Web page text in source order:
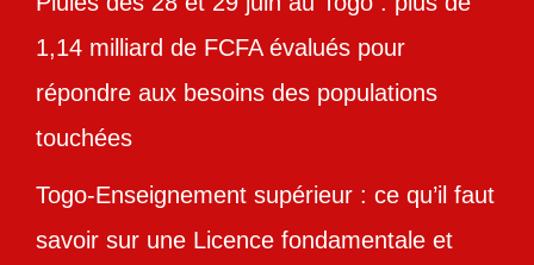
1,14 milliard de FCFA évalués pour
répondre aux besoins des populations
touchées
Togo-Enseignement supérieur : ce qu’il faut
savoir sur une Licence fondamentale et